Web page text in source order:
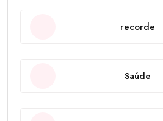
recorde
Saúde